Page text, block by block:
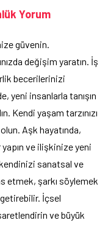
Yorum
güvenin.
değişim yaratın. İş
becerilerinizi
yeni insanlarla tanışın
Kendi yaşam tarzınızı
Aşk hayatında,
ve ilişkinize yeni
sanatsal ve
etmek, şarkı söylemek
İçsel
ve büyük